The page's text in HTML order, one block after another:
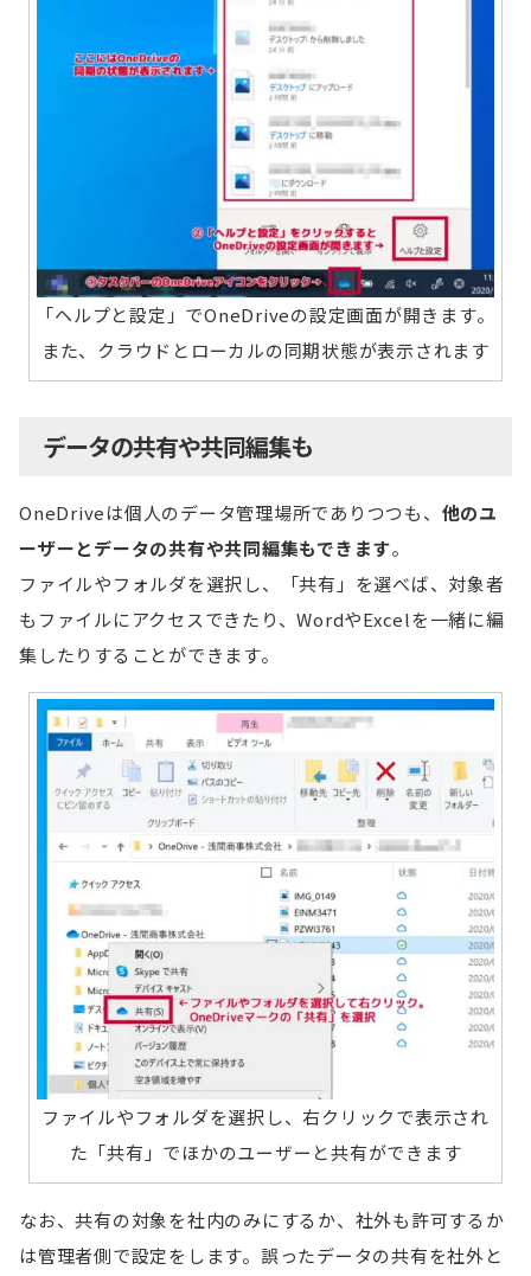
「ヘルプと設定」でOneDriveの設定画面が開きます。
また、クラウドとローカルの同期状態が表示されます
データの共有や共同編集も
OneDriveは個人のデータ管理場所でありつつも、 他のユ
ーザーとデータの共有や共同編集もできます。
ファイルやフォルダを選択し、「共有」を選べば、対象者
もファイルにアクセスできたり、WordやExcelを一緒に編
集したりすることができます。
ファイルやフォルダを選択し、右クリックで表示され
た「共有」でほかのユーザーと共有ができます
なお、共有の対象を社内のみにするか、社外も許可するか
は管理者側で設定をします。誤ったデータの共有を社外と